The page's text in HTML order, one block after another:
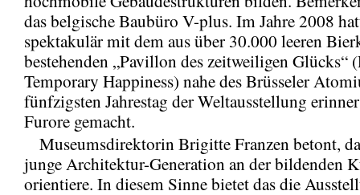
das belgische Baubüro V-plus. Im Jahre 2008
spektakulär mit dem aus über 30.000 leeren
bestehenden „Pavillon des zeitweiligen Glücks“
Temporary Happiness) nahe des Brüsseler
fünfzigsten Jahrestag der Weltausstellung
Furore gemacht.
Museumsdirektorin Brigitte Franzen betont,
junge Architektur-Generation an der bildenden
orientiere. In diesem Sinne bietet das die